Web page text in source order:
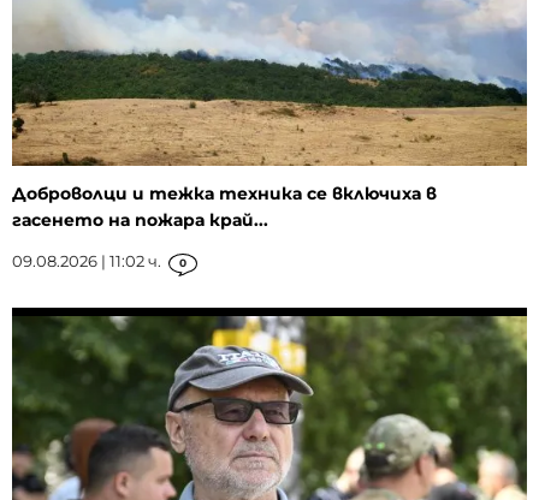
Доброволци и тежка техника се включиха в
гасенето на пожара край...
09.08.2026 | 11:02 ч. 0